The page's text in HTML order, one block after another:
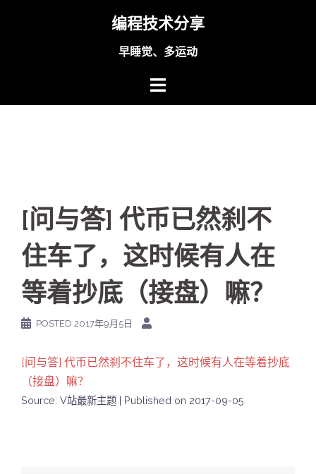
编程技术分享
早睡觉、多运动
[问与答] 代币已然刹不
住车了，这时候有人在
等着抄底（接盘）嘛？
POSTED 2017年9月5日
[问与答] 代币已然刹不住车了，这时候有人在等着抄底
（接盘）嘛？
Source: V站最新主题 Published on 2017-09-05